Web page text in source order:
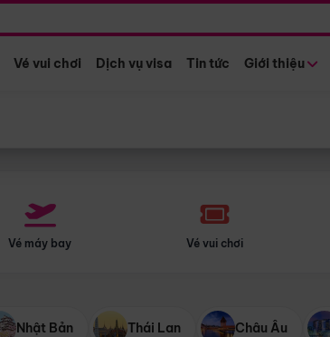
Vé vui chơi Dịch vụ visa Tin tức Giới thiệu
Vé máy bay Vé vui chơi
Nhật Bản Thái Lan Châu Âu